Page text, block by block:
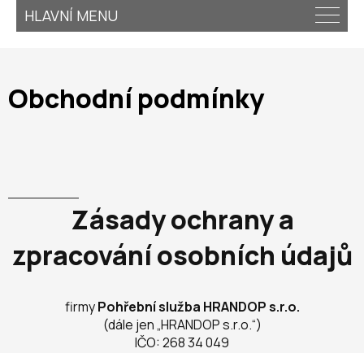
HLAVNÍ MENU
Obchodní podmínky
Zásady ochrany a
zpracování osobních údajů
firmyPohřební služba HRANDOP s.r.o.
(dále jen „HRANDOP s.r.o.“)
IČO: 268 34 049